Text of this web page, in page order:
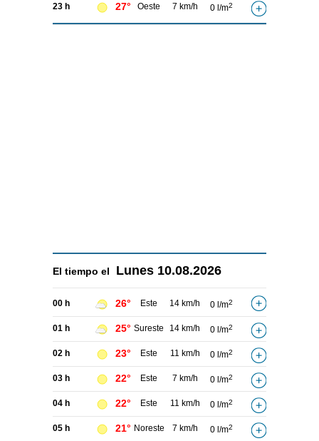
23 h 27° Oeste 7 km/h 0 l/m2
El tiempo el Lunes 10.08.2026
00 h 26° Este 14 km/h 0 l/m2
01 h 25° Sureste 14 km/h 0 l/m2
02 h 23° Este 11 km/h 0 l/m2
03 h 22° Este 7 km/h 0 l/m2
04 h 22° Este 11 km/h 0 l/m2
05 h 21° Noreste 7 km/h 0 l/m2